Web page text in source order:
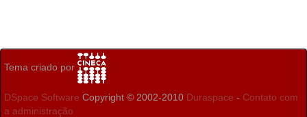
Tema criado por
DSpace Software Copyright © 2002-2010 Duraspace - Contato com
a administração